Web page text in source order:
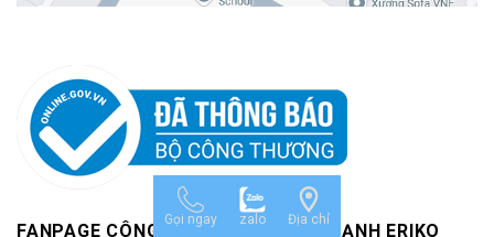
FANPAGE CÔNG TY TNHH CƠ ĐIỆN LẠNH ERIKO
Gọi ngay zalo Địa chỉ